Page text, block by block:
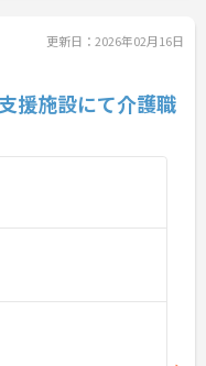
更新日：2026年02月16日
援施設にて介護職